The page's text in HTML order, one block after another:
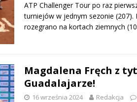
ATP Challenger Tour po raz
turniejów w jednym sezonie (207).
rozegrano na kortach ziemnych
Magdalena Fręch z
Guadalajarze!
16 września 2024 Redakcja